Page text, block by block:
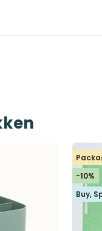
-10%
Buy,